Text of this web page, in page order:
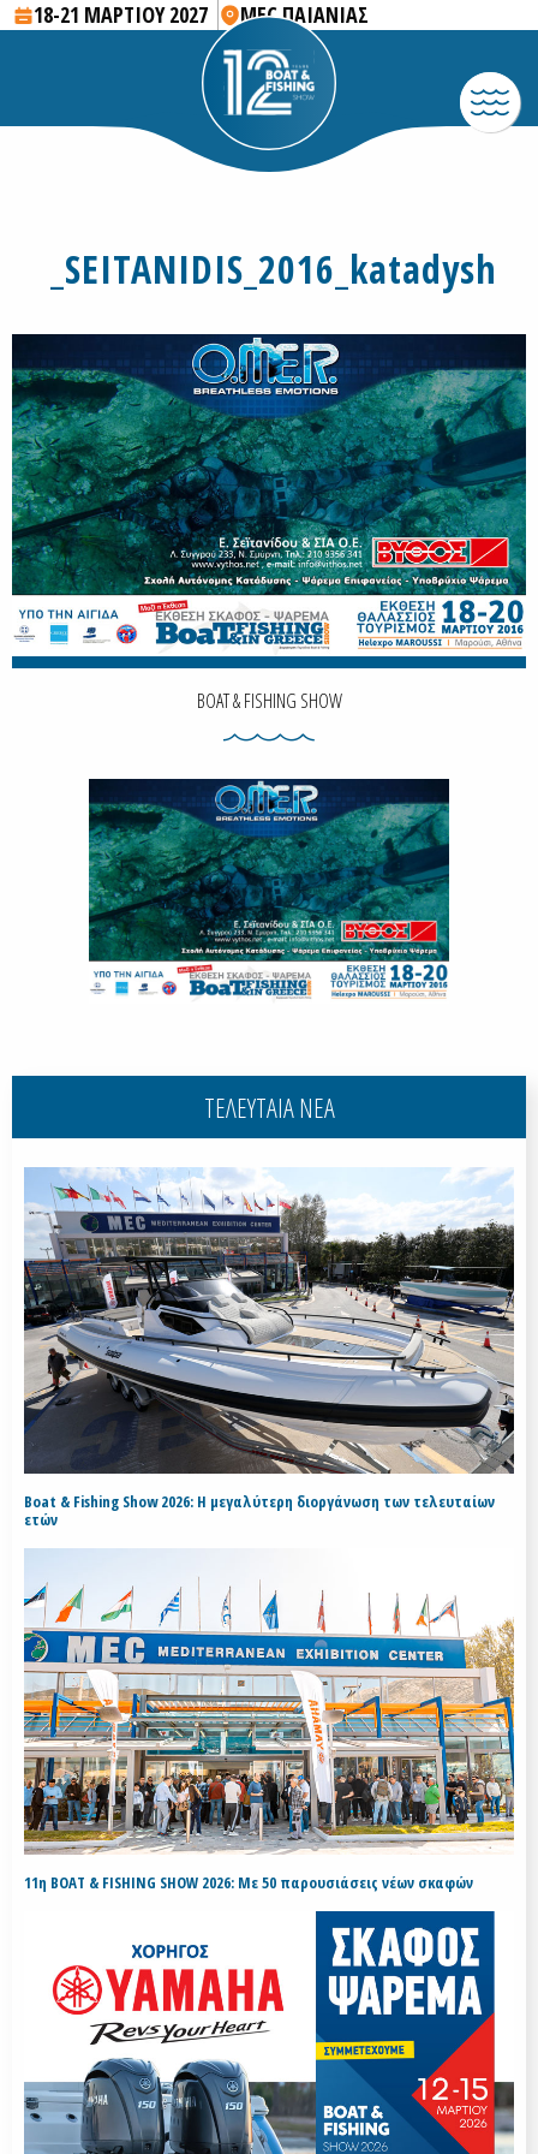
18-21 ΜΑΡΤΙΟΥ 2027 MEC ΠΑΙΑΝΙΑΣ
_SEITANIDIS_2016_katadysh
BOAT & FISHING SHOW
ΤΕΛΕΥΤΑΙΑ ΝΕΑ
Boat & Fishing Show 2026: Η μεγαλύτερη διοργάνωση των τελευταίων
ετών
11η BOAT & FISHING SHOW 2026: Με 50 παρουσιάσεις νέων σκαφών